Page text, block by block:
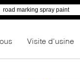
Visite d'usine